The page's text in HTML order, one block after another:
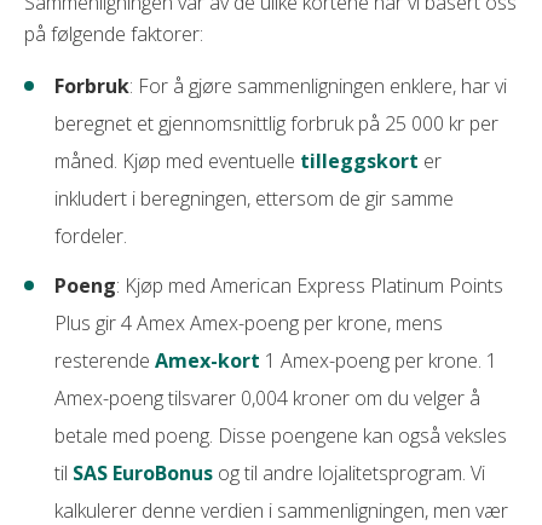
Valutapåslag i utlandet
35 kr
Forsinkelsesgebyr
Overtrekksgebyr
0 kr
Minstebeløp
Gratis tilleggskort
Nei
Krav
Minst 18 gammel
Ansatt
Ingen betalingsanmerkninger
CashPoints kan kun brukes hos Norwegian
Reiseforsikringen dekker ikke egenandel ved
leiebil
cashback på alle kjøp. I tillegg får du en solid
reiseforsikring og muligheten til gebyrfrie
kontantuttak i utlandet.
Med en rente som er konkurransedyktig
godt valg også for deg som av og til delbetaler
saldoen.
Kortet passer spesielt godt for
kredittkort til både hverdag og ferie.
Bank Norwegian har dessuten høstet
anerkjennelse internasjonalt og ble kåret til
Europas beste lojalitetskredittkort på Freddie
Awards 2025. Kortet stakk også av med seieren i
vår test av kundeserviceder både chatbot, e-
post og telefon ga raske og grundige svar. Dette
gjør at vi vurderer Bank Norwegian som et trygt og
på følgende faktorer:
Forbruk: For å gjøre sammenligningen enklere, har vi
beregnet et gjennomsnittlig forbruk på 25 000 kr per
måned. Kjøp med eventuelle tilleggskort er
inkludert i beregningen, ettersom de gir samme
fordeler.
Poeng: Kjøp med American Express Platinum Points
Plus gir 4 Amex Amex-poeng per krone, mens
resterende Amex-kort 1 Amex-poeng per krone. 1
Amex-poeng tilsvarer 0,004 kroner om du velger å
betale med poeng. Disse poengene kan også veksles
til SAS EuroBonus og til andre lojalitetsprogram. Vi
kalkulerer denne verdien i sammenligningen, men vær